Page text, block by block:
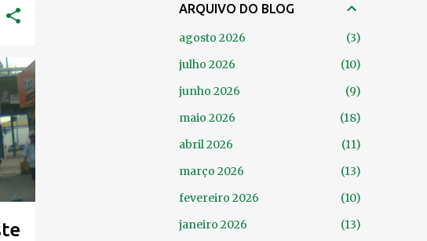
ARQUIVO DO BLOG
agosto 2026
3
julho 2026
10
junho 2026
9
maio 2026
18
abril 2026
11
março 2026
13
fevereiro 2026
10
janeiro 2026
13